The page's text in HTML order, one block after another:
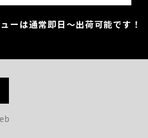
ーは通常即日～出荷可能です！